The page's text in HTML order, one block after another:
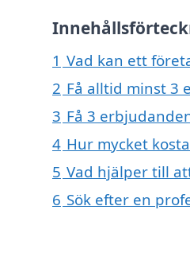
1 Vad kan ett
2 Få alltid minst 3
3 Få 3
4 Hur mycket
5 Vad hjälper till
6 Sök efter en